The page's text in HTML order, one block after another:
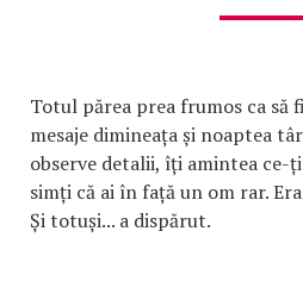
Totul părea prea frumos ca să
mesaje dimineața și noaptea
observe detalii, îți amintea ce-
simți că ai în față un om rar.
Și totuși... a dispărut.